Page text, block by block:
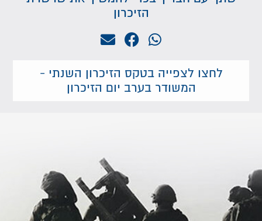
הזיכרון
לחצו לצפייה בטקס הזיכרון השנתי -
המשודר בערב יום הזיכרון